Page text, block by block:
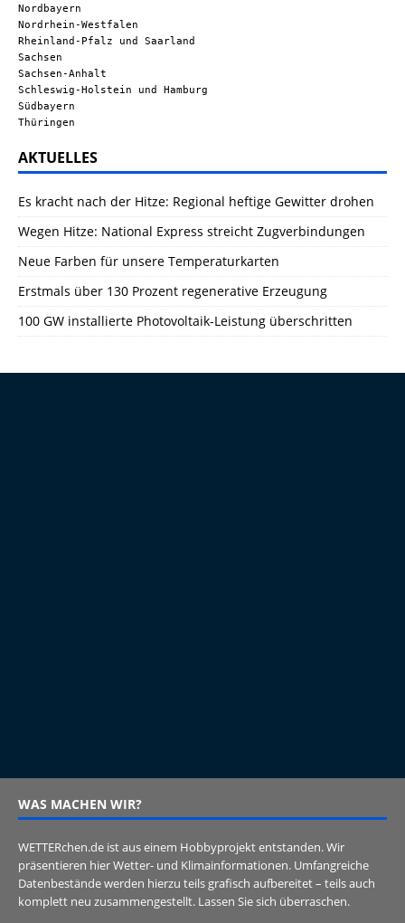
Nordbayern
Nordrhein-Westfalen
Rheinland-Pfalz und Saarland
Sachsen
Sachsen-Anhalt
Schleswig-Holstein und Hamburg
Südbayern
Thüringen
AKTUELLES
Es kracht nach der Hitze: Regional heftige Gewitter drohen
Wegen Hitze: National Express streicht Zugverbindungen
Neue Farben für unsere Temperaturkarten
Erstmals über 130 Prozent regenerative Erzeugung
100 GW installierte Photovoltaik-Leistung überschritten
WAS MACHEN WIR?
WETTERchen.de ist aus einem Hobbyprojekt entstanden. Wir
präsentieren hier Wetter- und Klimainformationen. Umfangreiche
Datenbestände werden hierzu teils grafisch aufbereitet – teils auch
komplett neu zusammengestellt. Lassen Sie sich überraschen.